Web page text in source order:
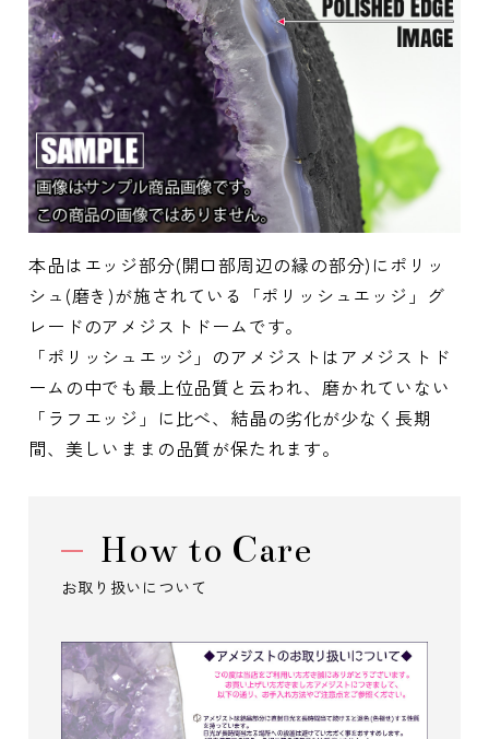
本品はエッジ部分(開口部周辺の縁の部分)にポリッ
シュ(磨き)が施されている「ポリッシュエッジ」グ
レードのアメジストドームです。
「ポリッシュエッジ」のアメジストはアメジストド
ームの中でも最上位品質と云われ、磨かれていない
「ラフエッジ」に比べ、結晶の劣化が少なく長期
間、美しいままの品質が保たれます。
How to Care
お取り扱いについて